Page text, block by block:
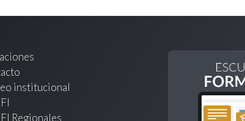
institucional
Regionales